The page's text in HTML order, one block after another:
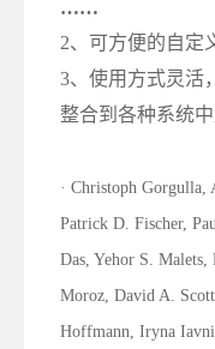
……
2、可方便的自定
3、使用方式灵活
整合到各种系统中
· Christoph Gorgulla,
Patrick D. Fischer,
Das, Yehor S. Malets,
Moroz, David A.
Hoffmann, Iryna